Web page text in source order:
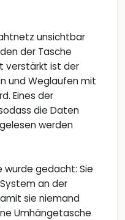
unsichtbar
der Tasche
verstärkt ist der
und Weglaufen mit
Eines der
die Daten
werden
wurde gedacht: Sie
an der
sie niemand
Umhängetasche